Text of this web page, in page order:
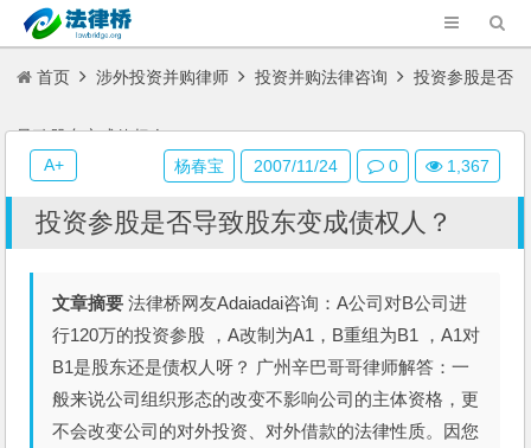
首页 涉外投资并购律师 投资并购法律咨询 投资参股是否
导致股东变成债权人？
投资参股是否导致股东变成债权人？
文章摘要 法律桥网友Adaiadai咨询：A公司对B公司进
行120万的投资参股 ，A改制为A1，B重组为B1 ，A1对
B1是股东还是债权人呀？ 广州辛巴哥哥律师解答：一
般来说公司组织形态的改变不影响公司的主体资格，更
不会改变公司的对外投资、对外借款的法律性质。因您
杨春宝 2007/11/24 0 1,367
A+